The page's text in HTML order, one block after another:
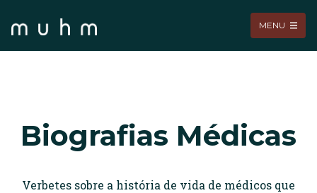
MENU
Biografias Médicas
Verbetes sobre a história de vida de médicos que